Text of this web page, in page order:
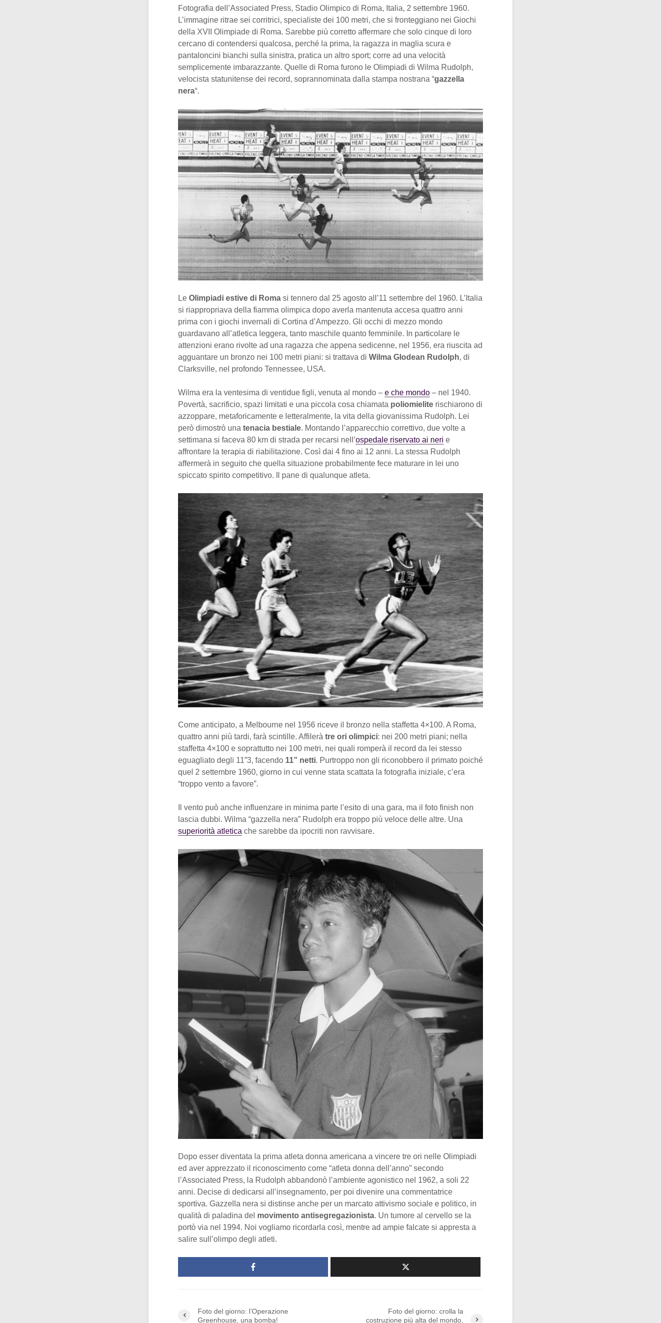
Fotografia dell’Associated Press, Stadio Olimpico di Roma, Italia, 2 settembre 1960.
L’immagine ritrae sei corritrici, specialiste dei 100 metri, che si fronteggiano nei Giochi
della XVII Olimpiade di Roma. Sarebbe più corretto affermare che solo cinque di loro
cercano di contendersi qualcosa, perché la prima, la ragazza in maglia scura e
pantaloncini bianchi sulla sinistra, pratica un altro sport; corre ad una velocità
semplicemente imbarazzante. Quelle di Roma furono le Olimpiadi di Wilma Rudolph,
velocista statunitense dei record, soprannominata dalla stampa nostrana “gazzella
nera“.
Le Olimpiadi estive di Roma si tennero dal 25 agosto all’11 settembre del 1960. L’Italia
si riappropriava della fiamma olimpica dopo averla mantenuta accesa quattro anni
prima con i giochi invernali di Cortina d’Ampezzo. Gli occhi di mezzo mondo
guardavano all’atletica leggera, tanto maschile quanto femminile. In particolare le
attenzioni erano rivolte ad una ragazza che appena sedicenne, nel 1956, era riuscita ad
agguantare un bronzo nei 100 metri piani: si trattava di Wilma Glodean Rudolph, di
Clarksville, nel profondo Tennessee, USA.
Wilma era la ventesima di ventidue figli, venuta al mondo – e che mondo – nel 1940.
Povertà, sacrificio, spazi limitati e una piccola cosa chiamata poliomielite rischiarono di
azzoppare, metaforicamente e letteralmente, la vita della giovanissima Rudolph. Lei
però dimostrò una tenacia bestiale. Montando l’apparecchio correttivo, due volte a
settimana si faceva 80 km di strada per recarsi nell’ospedale riservato ai neri e
affrontare la terapia di riabilitazione. Così dai 4 fino ai 12 anni. La stessa Rudolph
affermerà in seguito che quella situazione probabilmente fece maturare in lei uno
spiccato spirito competitivo. Il pane di qualunque atleta.
Come anticipato, a Melbourne nel 1956 riceve il bronzo nella staffetta 4×100. A Roma,
quattro anni più tardi, farà scintille. Affilerà tre ori olimpici: nei 200 metri piani; nella
staffetta 4×100 e soprattutto nei 100 metri, nei quali romperà il record da lei stesso
eguagliato degli 11”3, facendo 11” netti. Purtroppo non gli riconobbero il primato poiché
quel 2 settembre 1960, giorno in cui venne stata scattata la fotografia iniziale, c’era
“troppo vento a favore”.
Il vento può anche influenzare in minima parte l’esito di una gara, ma il foto finish non
lascia dubbi. Wilma “gazzella nera” Rudolph era troppo più veloce delle altre. Una
superiorità atletica che sarebbe da ipocriti non ravvisare.
Dopo esser diventata la prima atleta donna americana a vincere tre ori nelle Olimpiadi
ed aver apprezzato il riconoscimento come “atleta donna dell’anno” secondo
l’Associated Press, la Rudolph abbandonò l’ambiente agonistico nel 1962, a soli 22
anni. Decise di dedicarsi all’insegnamento, per poi divenire una commentatrice
sportiva. Gazzella nera si distinse anche per un marcato attivismo sociale e politico, in
qualità di paladina del movimento antisegregazionista. Un tumore al cervello se la
portò via nel 1994. Noi vogliamo ricordarla così, mentre ad ampie falcate si appresta a
salire sull’olimpo degli atleti.
Foto del giorno: l’Operazione
Greenhouse, una bomba!
Foto del giorno: crolla la
costruzione più alta del mondo,